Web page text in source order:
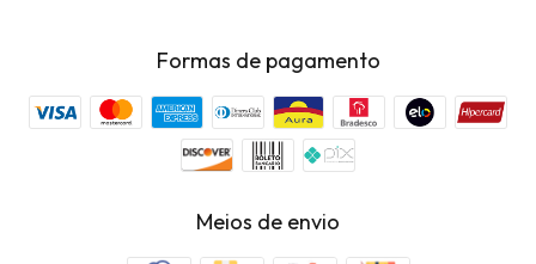
Formas de pagamento
Meios de envio